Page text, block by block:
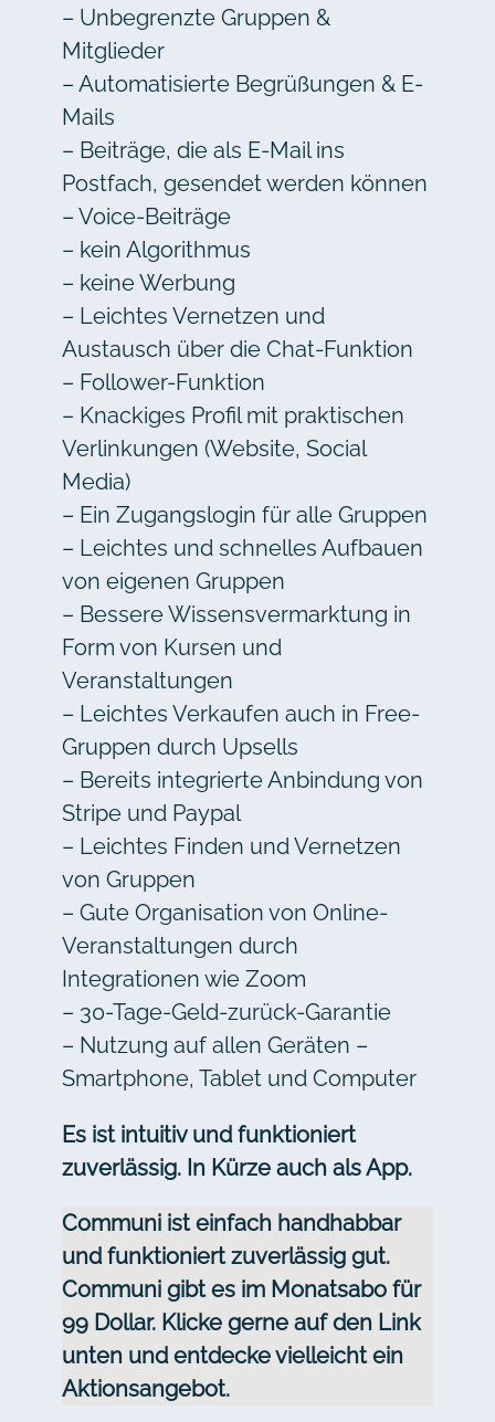
– Unbegrenzte Gruppen &
Mitglieder
– Automatisierte Begrüßungen & E-
Mails
– Beiträge, die als E-Mail ins
Postfach, gesendet werden können
– Voice-Beiträge
– kein Algorithmus
– keine Werbung
– Leichtes Vernetzen und
Austausch über die Chat-Funktion
– Follower-Funktion
– Knackiges Profil mit praktischen
Verlinkungen (Website, Social
Media)
– Ein Zugangslogin für alle Gruppen
– Leichtes und schnelles Aufbauen
von eigenen Gruppen
– Bessere Wissensvermarktung in
Form von Kursen und
Veranstaltungen
– Leichtes Verkaufen auch in Free-
Gruppen durch Upsells
– Bereits integrierte Anbindung von
Stripe und Paypal
– Leichtes Finden und Vernetzen
von Gruppen
– Gute Organisation von Online-
Veranstaltungen durch
Integrationen wie Zoom
– 30-Tage-Geld-zurück-Garantie
– Nutzung auf allen Geräten –
Smartphone, Tablet und Computer
Es ist intuitiv und funktioniert
zuverlässig. In Kürze auch als App.
Communi ist einfach handhabbar
und funktioniert zuverlässig gut.
Communi gibt es im Monatsabo für
99 Dollar. Klicke gerne auf den Link
unten und entdecke vielleicht ein
Aktionsangebot.